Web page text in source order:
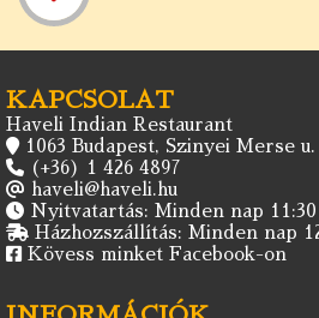
KAPCSOLAT
Haveli Indian Restaurant
1063 Budapest, Szinyei Merse u.
(+36) 1 426 4897
haveli@haveli.hu
Nyitvatartás: Minden nap 11:30
Házhozszállítás: Minden nap
Kövess minket Facebook-on